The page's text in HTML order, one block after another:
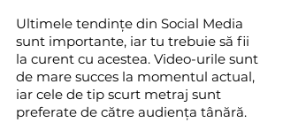
Ultimele tendințe din Social Media
sunt importante, iar tu trebuie să fii
la curent cu acestea. Video-urile sunt
de mare succes la momentul actual,
iar cele de tip scurt metraj sunt
preferate de către audiența tânără.